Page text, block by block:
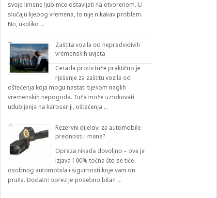
svoje limene ljubimce ostavljati na otvorenom. U
slučaju lijepog vremena, to nije nikakav problem.
No, ukoliko …
Zaštita vozila od nepredvidivih
vremenskih uvjeta
Cerada protiv tuče praktično je
rješenje za zaštitu vozila od
oštećenja koja mogu nastati tijekom naglih
vremenskih nepogoda. Tuča može uzrokovati
udubljenja na karoseriji, oštećenja …
Rezervni dijelovi za automobile –
prednosti i mane?
Opreza nikada dovoljno – ova je
izjava 100% točna što se tiče
osobnog automobila i sigurnosti koje vam on
pruža. Dodatni oprez je posebno bitan …